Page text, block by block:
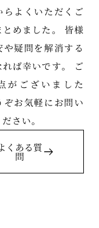
らよくいただくご
とめました。 皆様
や疑問を解消する
ば幸いです。 ご
がございました
ぞお気軽にお問い
さい。
くある質
問